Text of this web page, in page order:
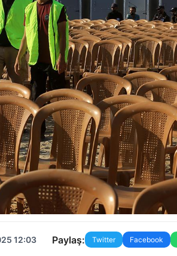
12:03 Paylaş: Twitter Facebook